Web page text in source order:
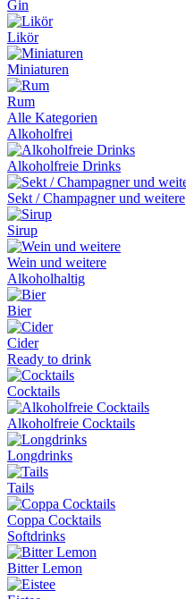
Gin
Likör
Miniaturen
Rum
Alle Kategorien
Alkoholfrei
Alkoholfreie Drinks
Sekt / Champagner und weitere
Sirup
Wein und weitere
Alkoholhaltig
Bier
Cider
Ready to drink
Cocktails
Alkoholfreie Cocktails
Longdrinks
Tails
Coppa Cocktails
Softdrinks
Bitter Lemon